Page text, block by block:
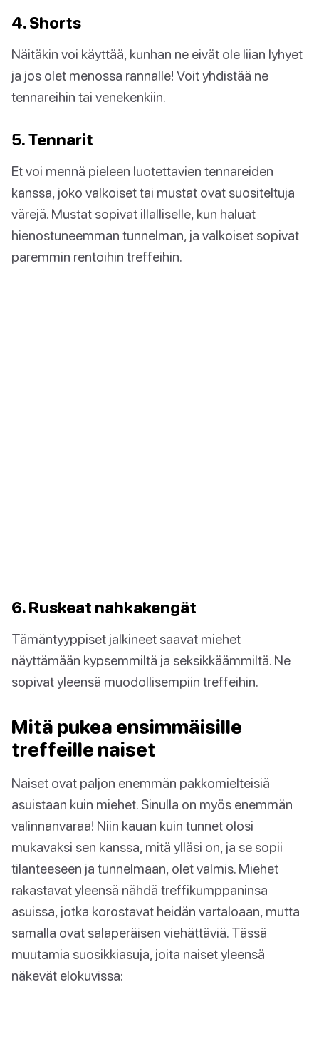
4. Shorts
Näitäkin voi käyttää, kunhan ne eivät ole liian lyhyet
ja jos olet menossa rannalle! Voit yhdistää ne
tennareihin tai venekenkiin.
5. Tennarit
Et voi mennä pieleen luotettavien tennareiden
kanssa, joko valkoiset tai mustat ovat suositeltuja
värejä. Mustat sopivat illalliselle, kun haluat
hienostuneemman tunnelman, ja valkoiset sopivat
paremmin rentoihin treffeihin.
6. Ruskeat nahkakengät
Tämäntyyppiset jalkineet saavat miehet
näyttämään kypsemmiltä ja seksikkäämmiltä. Ne
sopivat yleensä muodollisempiin treffeihin.
Mitä pukea ensimmäisille
treffeille naiset
Naiset ovat paljon enemmän pakkomielteisiä
asuistaan kuin miehet. Sinulla on myös enemmän
valinnanvaraa! Niin kauan kuin tunnet olosi
mukavaksi sen kanssa, mitä ylläsi on, ja se sopii
tilanteeseen ja tunnelmaan, olet valmis. Miehet
rakastavat yleensä nähdä treffikumppaninsa
asuissa, jotka korostavat heidän vartaloaan, mutta
samalla ovat salaperäisen viehättäviä. Tässä
muutamia suosikkiasuja, joita naiset yleensä
näkevät elokuvissa: